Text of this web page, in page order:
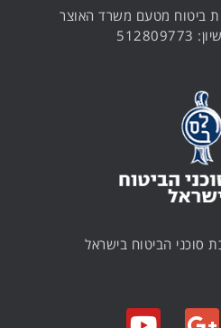
ביטוח מטעם משרד האוצר
סוכני הביטוח בישראל